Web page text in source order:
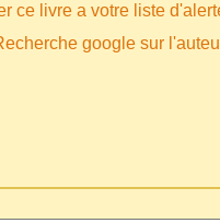
ce livre a votre liste
google sur